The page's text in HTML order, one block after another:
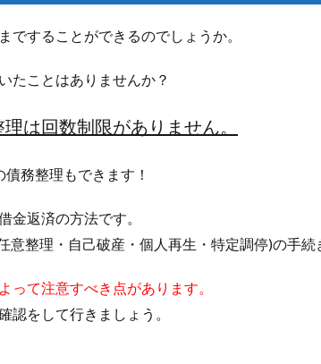
ですることができるのでしょうか。
たことはありませんか？
は回数制限がありません。
債務整理もできます！
金返済の方法です。
意整理・自己破産・個人再生・特定調停)の手続
って注意すべき点があります。
認をして行きましょう。